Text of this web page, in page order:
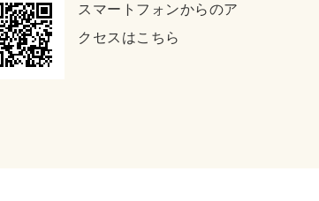
スマートフォンからのア
クセスはこちら